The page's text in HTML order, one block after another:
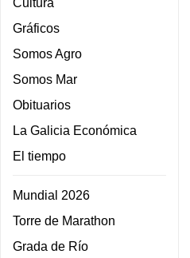
Gráficos
Somos Agro
Somos Mar
Obituarios
La Galicia Económica
El tiempo
Mundial 2026
Torre de Marathon
Grada de Río